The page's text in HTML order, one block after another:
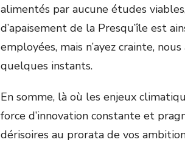
alimentés par aucune études
d’apaisement de la Presqu’île est
employées, mais n’ayez crainte,
quelques instants.
En somme, là où les enjeux
force d’innovation constante et
dérisoires au prorata de vos